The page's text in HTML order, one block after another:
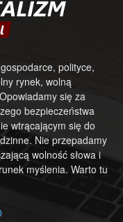
polityce,
rynek, wolną
się za
bezpieczeństwa
wtrącającym się do
Nie przepadamy
wolność słowa i
myślenia. Warto tu